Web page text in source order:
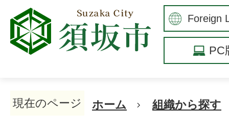
PC
現在のページ ホーム 組織から探す